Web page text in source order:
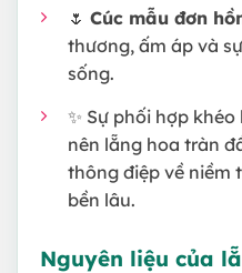
🌷 Cúc mẫu đơn
thương, ấm áp và
sống.
✨ Sự phối hợp
nên lẵng hoa tràn
thông điệp về niềm
bền lâu.
Nguyên liệu của